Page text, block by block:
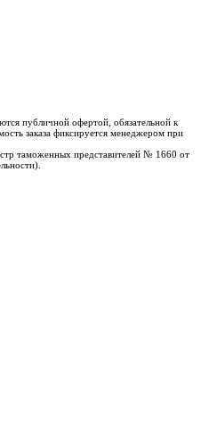
публичной офертой, обязательной к
заказа фиксируется менеджером при
таможенных представителей № 1660 от